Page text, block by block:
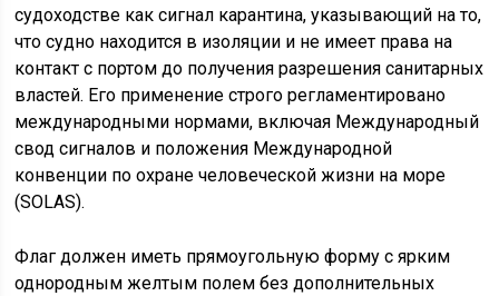
судоходстве как сигнал карантина, указывающий на то,
что судно находится в изоляции и не имеет права на
контакт с портом до получения разрешения санитарных
властей. Его применение строго регламентировано
международными нормами, включая Международный
свод сигналов и положения Международной
конвенции по охране человеческой жизни на море
(SOLAS).
Флаг должен иметь прямоугольную форму с ярким
однородным желтым полем без дополнительных